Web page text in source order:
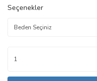
Seçenekler